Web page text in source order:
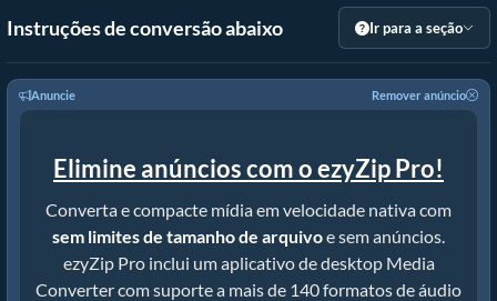
Instruções de conversão abaixo Ir para a seção
Anuncie Remover anúncio
Elimine anúncios com o ezyZip Pro!
Converta e compacte mídia em velocidade nativa com
sem limites de tamanho de arquivoe sem anúncios.
ezyZip Pro inclui um aplicativo de desktop Media
Converter com suporte a mais de 140 formatos de áudio